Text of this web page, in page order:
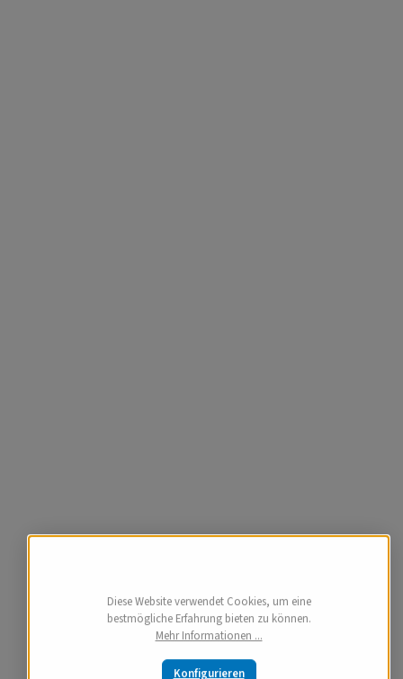
Diese Website verwendet Cookies, um eine
bestmögliche Erfahrung bieten zu können.
Mehr Informationen ...
Konfigurieren